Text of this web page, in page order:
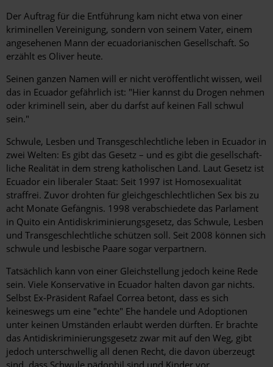
Der Auftrag für die Entführung kam nicht etwa von einer
kriminellen Vereinigung, sondern von seinem Vater, einem
angesehenen Mann der ecuadorianischen Gesellschaft. So
erzählt es Oliver heute.
Seinen ganzen Namen will er nicht veröffentlicht wissen, weil
das in Ecuador gefährlich ist: "Hier kannst du Drogen nehmen
oder kriminell sein, aber du darfst auf keinen Fall schwul
sein."
Schwule, Lesben und Transgeschlechtliche leben in Ecuador in
zwei Welten: Es gibt das Gesetz – und es gibt die gesellschaft­
liche Realität in dem streng katholischen Land. Laut Gesetz ist
Ecuador ein liberaler Staat: Seit 1997 ist Homosexualität
straffrei. Zuvor drohten für gleichgeschlechtlichen Sex bis zu
acht Monate Gefängnis. 1998 verabschiedete das Parlament
in Quito ein Antidiskriminierungsgesetz, das Schwule, Lesben
und Transgeschlechtliche schützen soll. Seit 2008 können sich
schwule und lesbische Paare sogar verpartnern.
Tatsächlich kann von einer Gleichstellung jedoch keine Rede
sein. Viele Konservative in Ecuador halten davon gar nichts.
Selbst Ex-Präsident Rafael Correa betont, dass es sich
keineswegs um eine "echte" Ehe handele und Adoptionen
unter keinen Umständen erlaubt werden dürften. Er brachte
das Antidiskriminierungsgesetz zwar mit auf den Weg, gibt
jedoch unterschwellig all denen Recht, die davon überzeugt
sind, dass Schwule pädophil sind und Kinder vor